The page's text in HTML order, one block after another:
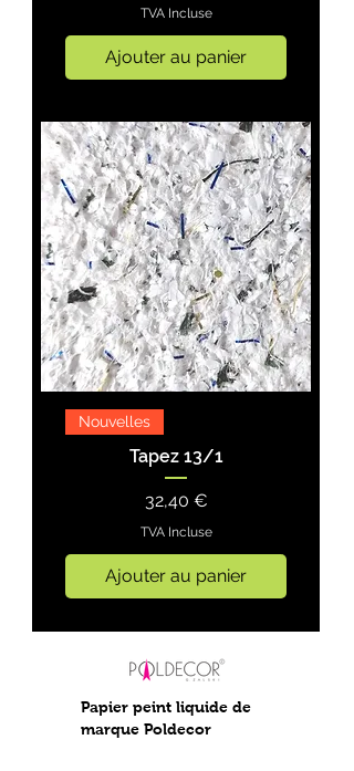
TVA Incluse
Ajouter au panier
Nouvelles
Tapez 13/1
Prix
32,40 €
TVA Incluse
Ajouter au panier
Papier peint liquide de
marque Poldecor